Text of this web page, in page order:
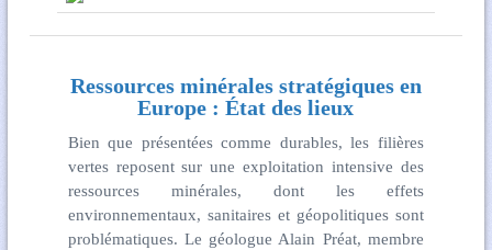
Ressources minérales stratégiques en
Europe : État des lieux
Bien que présentées comme durables, les filières
vertes reposent sur une exploitation intensive des
ressources minérales, dont les effets
environnementaux, sanitaires et géopolitiques sont
problématiques. Le géologue Alain Préat, membre